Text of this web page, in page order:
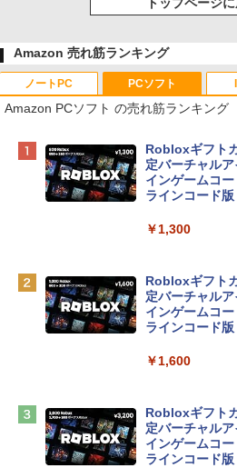
トップページ
Amazon 売れ筋ランキング
ノートPC
Apple 2026
プ搭載13イン
e Intelligence
inaディスプレ
eTime HDカメ
tomtoc 360°保
ンケース Dell
Apple 2026
13インチノー
igence、13.6
PCソフト
Amazon PCソフト の売れ筋ランキング
Robloxギフト
定バーチャル
インゲームコ
ラインコード版
￥1,300
Robloxギフト
定バーチャル
インゲームコ
ラインコード版
￥1,600
Robloxギフト
定バーチャル
インゲームコ
ラインコード版